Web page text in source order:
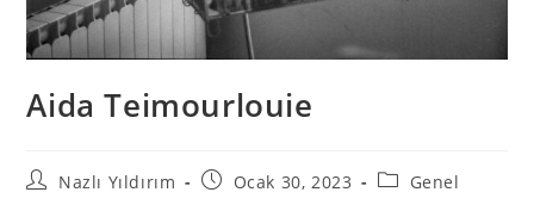
Aida Teimourlouie
Nazlı Yıldırım Ocak 30, 2023 Genel